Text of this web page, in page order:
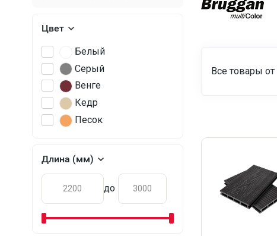
Все товары
Цвет
Белый
Серый
Венге
Кедр
Песок
Длина (мм)
до